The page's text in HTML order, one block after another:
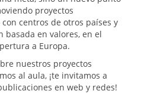
proyectos
centros de otros países y
basada en valores, en el
a Europa.
nuestros proyectos
al aula, ¡te invitamos a
en web y redes!